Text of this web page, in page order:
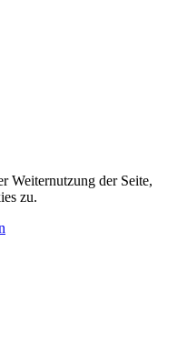
Weiternutzung der Seite,
zu.